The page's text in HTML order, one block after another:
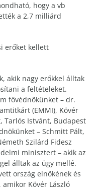
hogy a vb
a 2,7 milliárd
erőket kellett
akik nagy erőkkel álltak
a feltételeket.
fővédnökünket – dr.
(EMMI), Kövér
Tarlós Istvánt, Budapest
– Schmitt Pált,
Szilárd Fidesz
minisztert – akik az
álltak az ügy mellé.
ország elnökének és
Kövér László